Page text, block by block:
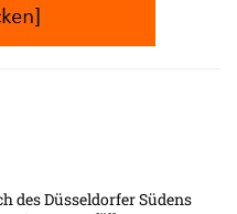
des Düsseldorfer Südens